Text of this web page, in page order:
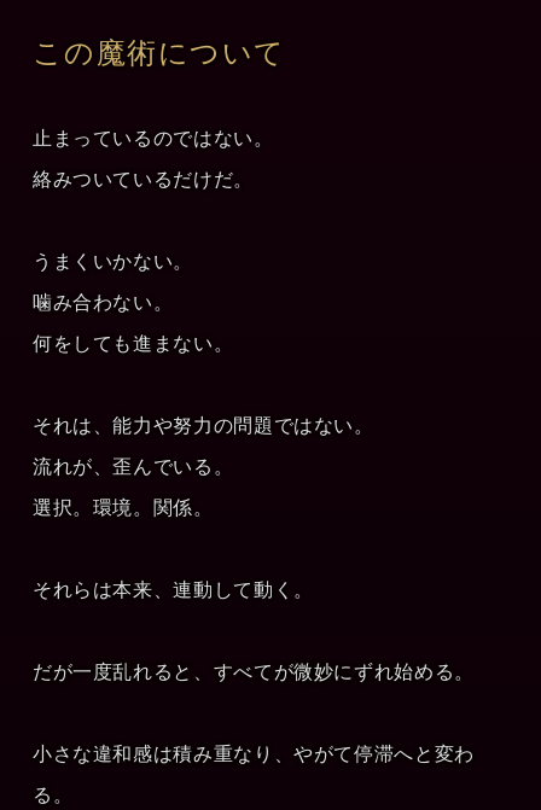
この魔術について
止まっているのではない。
絡みついているだけだ。
うまくいかない。
噛み合わない。
何をしても進まない。
それは、能力や努力の問題ではない。
流れが、歪んでいる。
選択。環境。関係。
それらは本来、連動して動く。
だが一度乱れると、すべてが微妙にずれ始める。
小さな違和感は積み重なり、やがて停滞へと変わ
る。